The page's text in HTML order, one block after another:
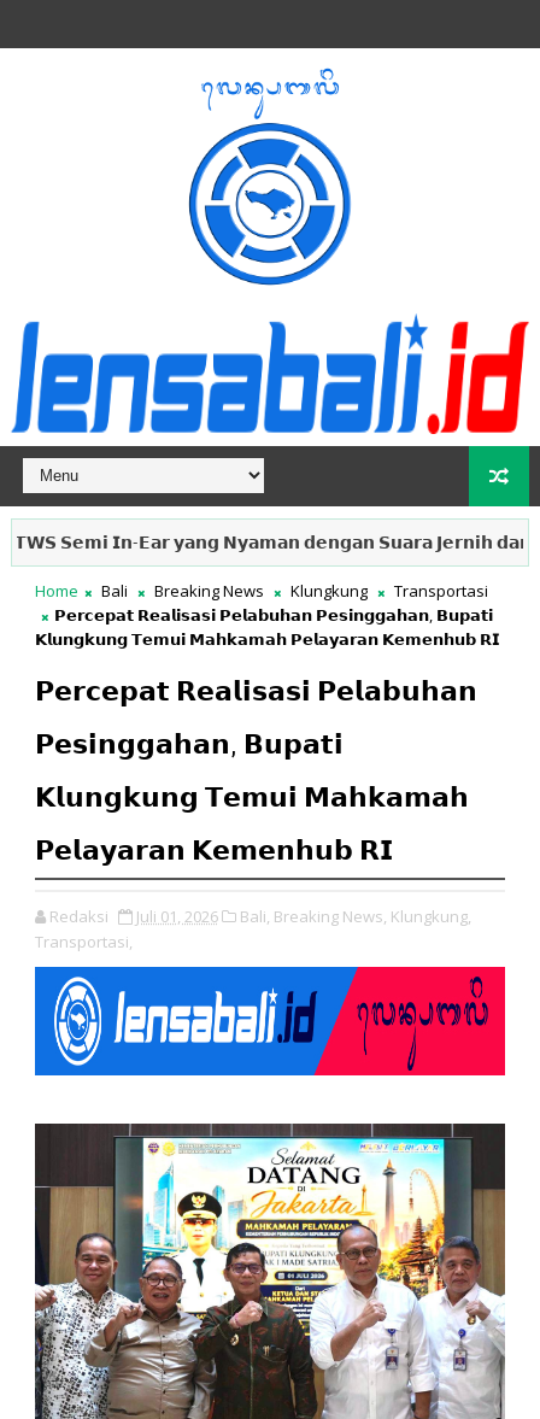
𝗜𝗻-𝗘𝗮𝗿 𝘆𝗮𝗻𝗴 𝗡𝘆𝗮𝗺𝗮𝗻 𝗱𝗲𝗻𝗴𝗮𝗻 𝗦𝘂𝗮𝗿𝗮 𝗝𝗲𝗿𝗻𝗶𝗵 𝗱𝗮𝗻
Home Bali Breaking News Klungkung
Transportasi
𝗣𝗲𝗿𝗰𝗲𝗽𝗮𝘁 𝗥𝗲𝗮𝗹𝗶𝘀𝗮𝘀𝗶 𝗣𝗲𝗹𝗮𝗯𝘂𝗵𝗮𝗻 𝗣𝗲𝘀𝗶𝗻𝗴𝗴𝗮𝗵𝗮𝗻, 𝗕𝘂𝗽𝗮𝘁𝗶
𝗞𝗹𝘂𝗻𝗴𝗸𝘂𝗻𝗴 𝗧𝗲𝗺𝘂𝗶 𝗠𝗮𝗵𝗸𝗮𝗺𝗮𝗵 𝗣𝗲𝗹𝗮𝘆𝗮𝗿𝗮𝗻 𝗞𝗲𝗺𝗲𝗻𝗵𝘂𝗯 𝗥𝗜
𝗣𝗲𝗿𝗰𝗲𝗽𝗮𝘁 𝗥𝗲𝗮𝗹𝗶𝘀𝗮𝘀𝗶 𝗣𝗲𝗹𝗮𝗯𝘂𝗵𝗮𝗻
𝗣𝗲𝘀𝗶𝗻𝗴𝗴𝗮𝗵𝗮𝗻, 𝗕𝘂𝗽𝗮𝘁𝗶
𝗞𝗹𝘂𝗻𝗴𝗸𝘂𝗻𝗴 𝗧𝗲𝗺𝘂𝗶 𝗠𝗮𝗵𝗸𝗮𝗺𝗮𝗵
𝗣𝗲𝗹𝗮𝘆𝗮𝗿𝗮𝗻 𝗞𝗲𝗺𝗲𝗻𝗵𝘂𝗯 𝗥𝗜
Redaksi Juli 01, 2026 Bali, Breaking News, Klungkung,
Transportasi,